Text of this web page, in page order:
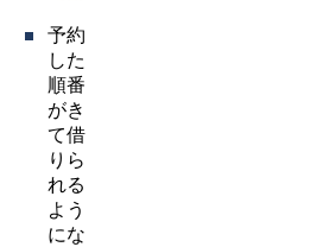
予約
した
順番
がき
て借
りら
れる
よう
にな